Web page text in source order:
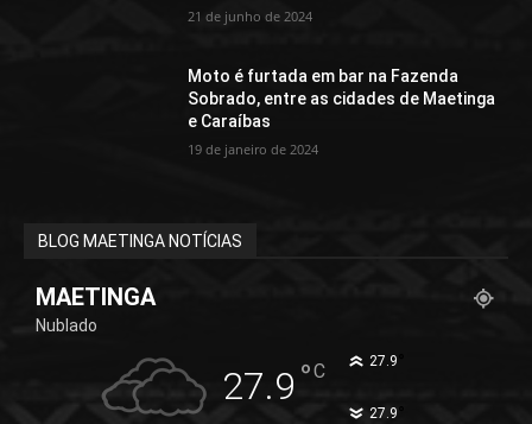
21 de junho de 2024
Moto é furtada em bar na Fazenda
Sobrado, entre as cidades de Maetinga
e Caraíbas
19 de janeiro de 2024
BLOG MAETINGA NOTÍCIAS
MAETINGA
Nublado
27.9 °C 27.9
27.9